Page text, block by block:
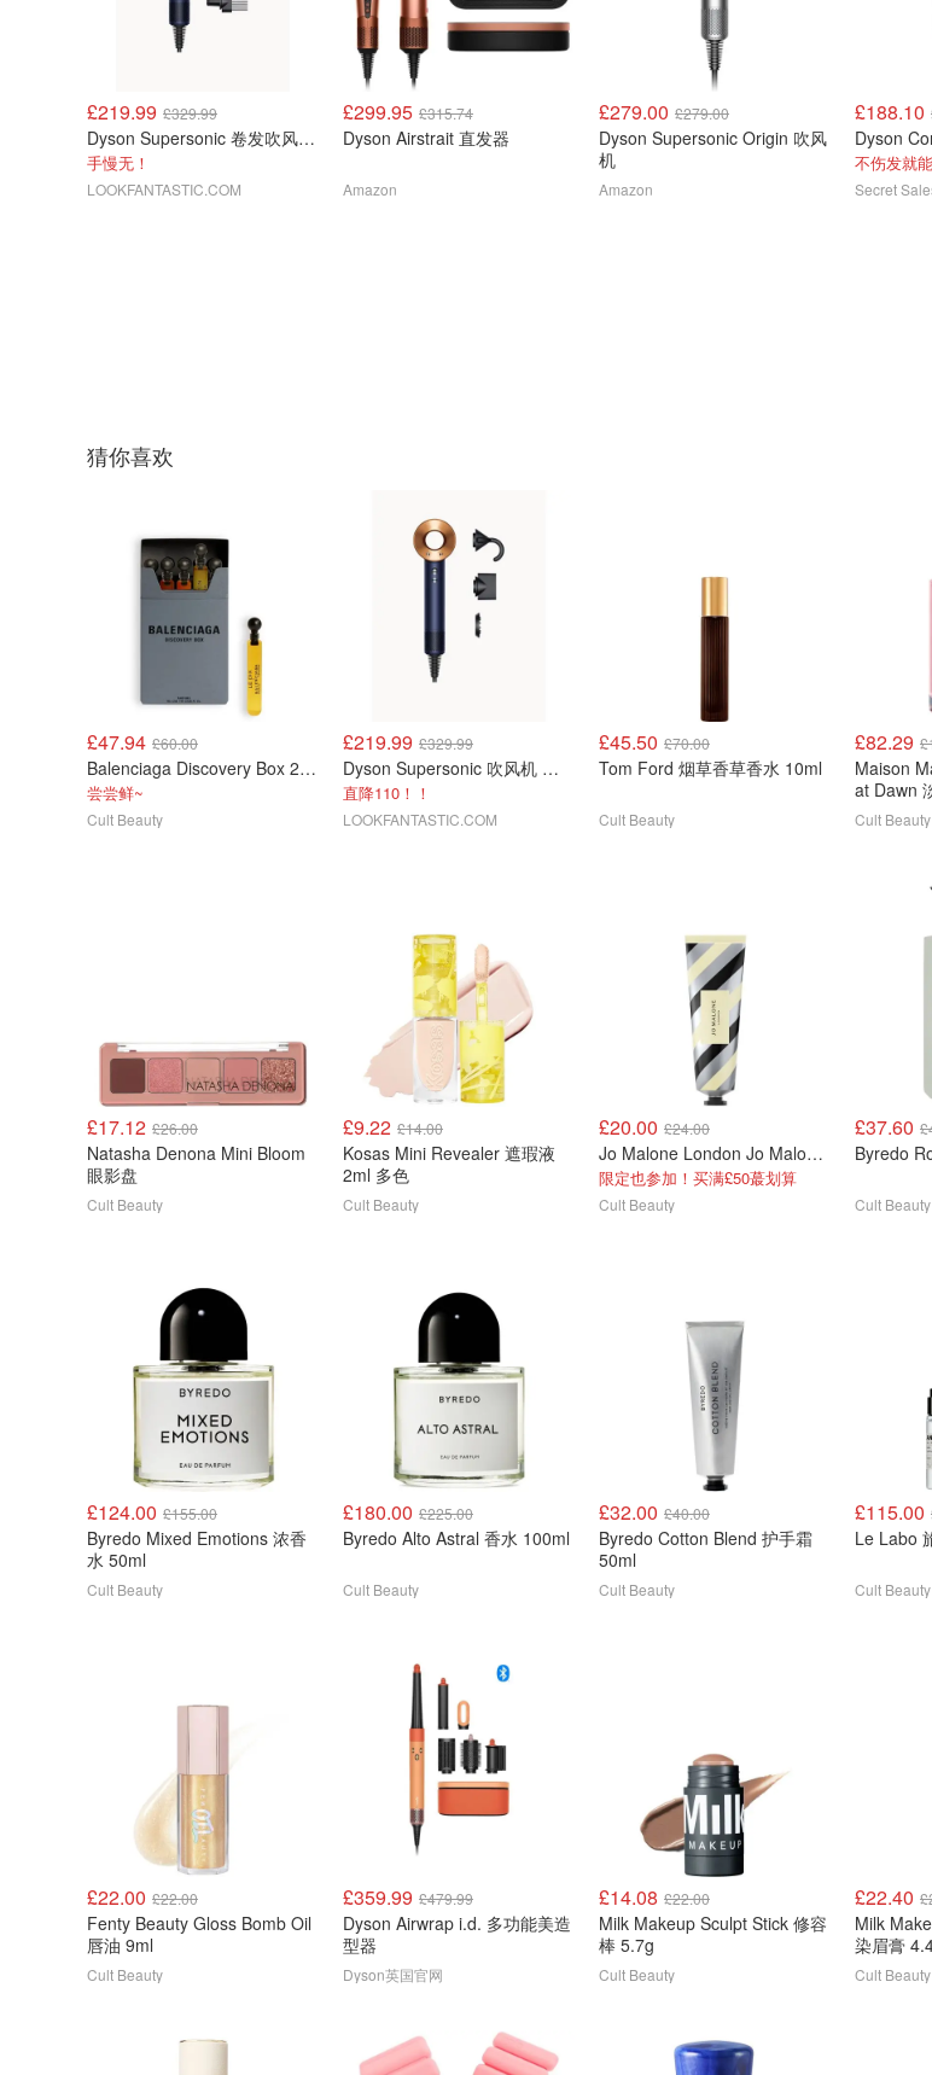
£219.99 £329.99
Dyson Supersonic 卷发吹风机 普鲁士蓝铜色
手慢无！
LOOKFANTASTIC.COM
£299.95 £315.74
Dyson Airstrait 直发器
Amazon
£279.00 £279.00
Dyson Supersonic Origin 吹风
机
Amazon
£188.10
不伤发就
Secret
猜你喜欢
£47.94 £60.00
Balenciaga Discovery Box 2ml×10 香水套装
尝尝鲜~
Cult Beauty
£219.99 £329.99
Dyson Supersonic 吹风机 普鲁士蓝 铜色
直降110！！
LOOKFANTASTIC.COM
£45.50 £70.00
Tom Ford 烟草香草香水 10ml
Cult Beauty
£82.29
Maison
at Dawn
Cult Beauty
£17.12 £26.00
Natasha Denona Mini Bloom
眼影盘
Cult Beauty
£9.22 £14.00
Kosas Mini Revealer 遮瑕液
2ml 多色
Cult Beauty
£20.00 £24.00
Jo Malone London Jo Malone Wood Sage & Sea Salt 限量护手霜 30ml
限定也参加！买满£50蕞划算
Cult Beauty
£37.60
Byredo
Cult Beauty
£124.00 £155.00
Byredo Mixed Emotions 浓香
水 50ml
Cult Beauty
£180.00 £225.00
Byredo Alto Astral 香水 100ml
Cult Beauty
£32.00 £40.00
Byredo Cotton Blend 护手霜
50ml
Cult Beauty
£115.00
Le Labo
Cult Beauty
£22.00 £22.00
Fenty Beauty Gloss Bomb Oil
唇油 9ml
Cult Beauty
£359.99 £479.99
Dyson Airwrap i.d. 多功能美造
型器
Dyson英国官网
£14.08 £22.00
Milk Makeup Sculpt Stick 修容
棒 5.7g
Cult Beauty
£22.40
Milk
染眉膏
Cult Beauty